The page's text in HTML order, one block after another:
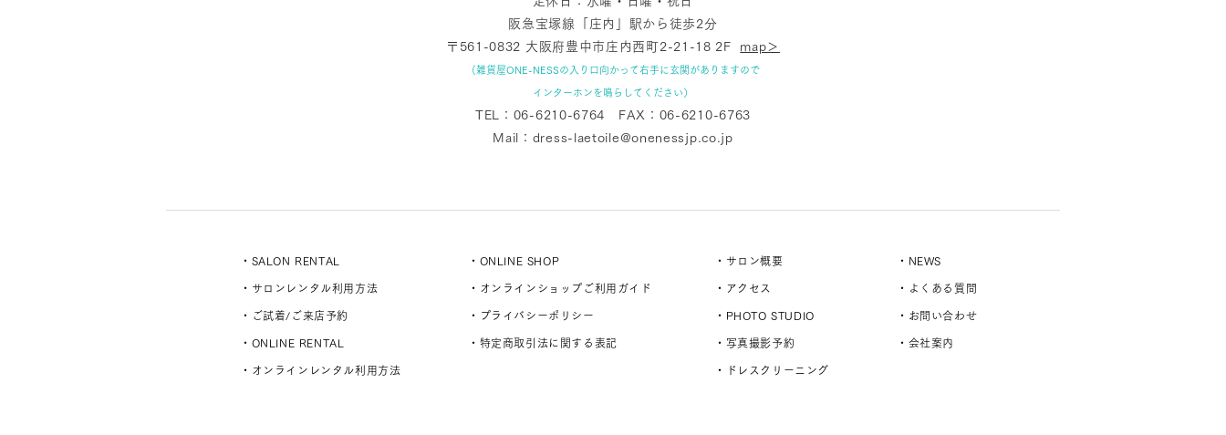
阪急宝塚線「庄内」駅から徒歩2分
〒561-0832 大阪府豊中市庄内西町2-21-18 2F map＞
（雑貨屋ONE-NESSの入り口向かって右手に玄関がありますので
インターホンを鳴らしてください）
TEL： 06-6210-6764 FAX：06-6210-6763
Mail： dress-laetoile@onenessjp.co.jp
・SALON RENTAL
・サロンレンタル利用方法
・ご試着/ご来店予約
・ONLINE RENTAL
・オンラインレンタル利用方法
・ONLINE SHOP
・オンラインショップご利用ガイド
・プライバシーポリシー
・特定商取引法に関する表記
・サロン概要
・アクセス
・PHOTO STUDIO
・写真撮影予約
・ドレスクリーニング
・NEWS
・よくある質問
・お問い合わせ
・会社案内